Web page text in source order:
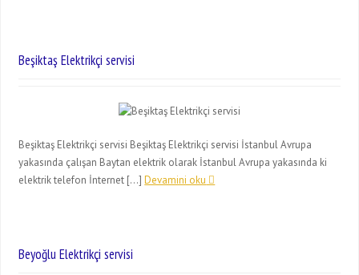
Beşiktaş Elektrikçi servisi
Beşiktaş Elektrikçi servisi Beşiktaş Elektrikçi servisi İstanbul Avrupa
yakasında çalışan Baytan elektrik olarak İstanbul Avrupa yakasında ki
elektrik telefon İnternet […]Devamini oku
Beyoğlu Elektrikçi servisi